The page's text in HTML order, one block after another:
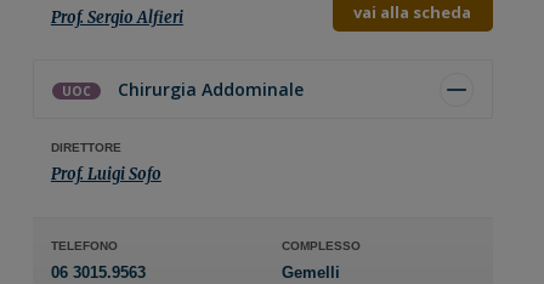
Prof. Sergio Alfieri vai alla scheda
UOC Chirurgia Addominale
DIRETTORE
Prof. Luigi Sofo
TELEFONO
06 3015.9563
COMPLESSO
Gemelli